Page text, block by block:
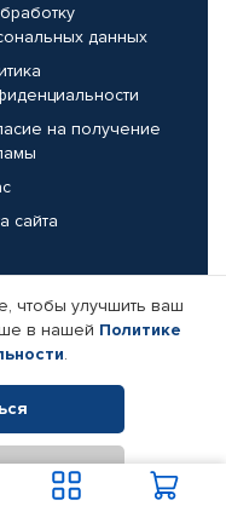
данных
на получение
сайта
компании
защищены.
Автопрофи.
чтобы улучшить ваш
в нашей Политике
.